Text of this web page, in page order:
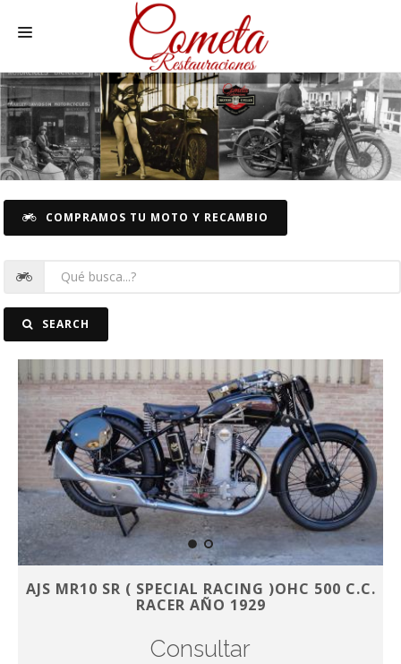
HOME
MOTOS NACIONALES Y OTRAS
RECAMBIOS MOTOS
COMPRAMOS TU MOTO Y RECAMBIO
SEARCH
AJS MR10 SR ( SPECIAL RACING )OHC 500 C.C.
RACER AÑO 1929
Consultar